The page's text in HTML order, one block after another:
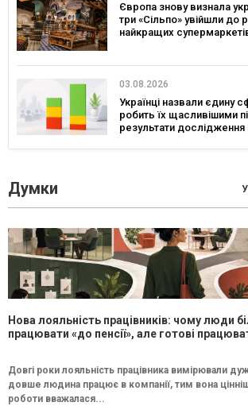
Європа знову визнала
три «Сільпо» увійшли до
найкращих
03.08.2026
Українці назвали єдину
робить їх щасливішими
результати дослідження
Думки
Нова лояльність працівників: чому люди
працювати «до пенсії», але готові
Довгі роки лояльність працівника вимірювали
довше людина працює в компанії, тим вона
роботи вважалася...